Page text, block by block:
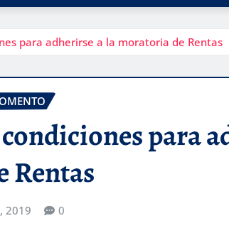
para adherirse a la moratoria de Rentas
para
Rentas
2019 0